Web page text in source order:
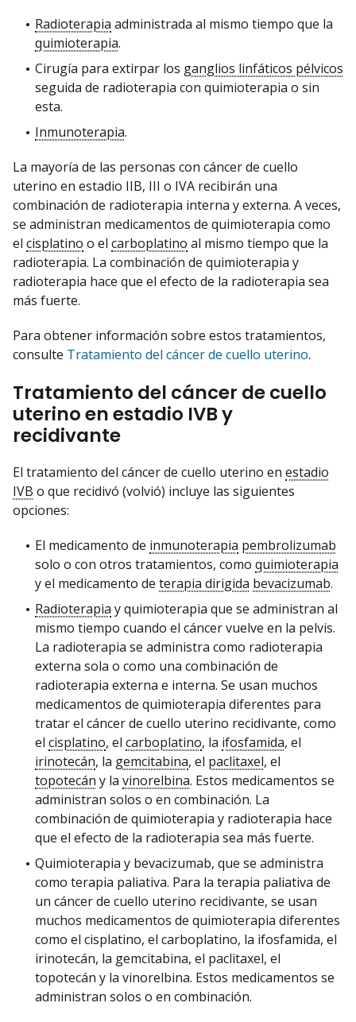
Radioterapia administrada al mismo tiempo que la
quimioterapia.
Cirugía para extirpar los ganglios linfáticos pélvicos
seguida de radioterapia con quimioterapia o sin
esta.
Inmunoterapia.
La mayoría de las personas con cáncer de cuello
uterino en estadio IIB, III o IVA recibirán una
combinación de radioterapia interna y externa. A veces,
se administran medicamentos de quimioterapia como
el cisplatino o el carboplatino al mismo tiempo que la
radioterapia. La combinación de quimioterapia y
radioterapia hace que el efecto de la radioterapia sea
más fuerte.
Para obtener información sobre estos tratamientos,
consulte Tratamiento del cáncer de cuello uterino.
Tratamiento del cáncer de cuello
uterino en estadio IVB y
recidivante
El tratamiento del cáncer de cuello uterino en estadio
IVB o que recidivó (volvió) incluye las siguientes
opciones:
El medicamento de inmunoterapia pembrolizumab
solo o con otros tratamientos, como quimioterapia
y el medicamento de terapia dirigida bevacizumab.
Radioterapia y quimioterapia que se administran al
mismo tiempo cuando el cáncer vuelve en la pelvis.
La radioterapia se administra como radioterapia
externa sola o como una combinación de
radioterapia externa e interna. Se usan muchos
medicamentos de quimioterapia diferentes para
tratar el cáncer de cuello uterino recidivante, como
el cisplatino, el carboplatino, la ifosfamida, el
irinotecán, la gemcitabina, el paclitaxel, el
topotecán y la vinorelbina. Estos medicamentos se
administran solos o en combinación. La
combinación de quimioterapia y radioterapia hace
que el efecto de la radioterapia sea más fuerte.
Quimioterapia y bevacizumab, que se administra
como terapia paliativa. Para la terapia paliativa de
un cáncer de cuello uterino recidivante, se usan
muchos medicamentos de quimioterapia diferentes
como el cisplatino, el carboplatino, la ifosfamida, el
irinotecán, la gemcitabina, el paclitaxel, el
topotecán y la vinorelbina. Estos medicamentos se
administran solos o en combinación.